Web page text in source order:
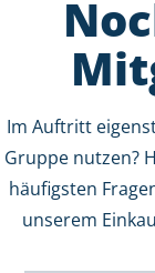
Im Auftritt
Gruppe nutzen?
häufigsten
unserem